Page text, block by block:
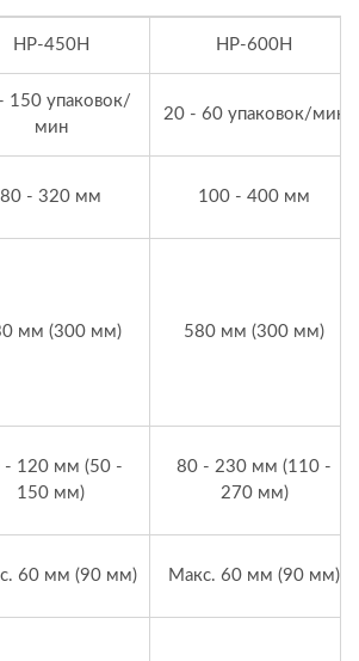
HP-450H HP-600H
150 упаковок/
мин
20 - 60 упаковок/мин
80 - 320 мм 100 - 400 мм
мм (300 мм) 580 мм (300 мм)
- 120 мм (50 -
150 мм)
80 - 230 мм (110 -
270 мм)
60 мм (90 мм) Макс. 60 мм (90 мм)